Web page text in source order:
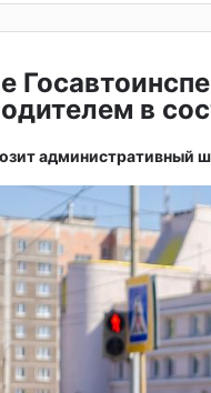
в
административный